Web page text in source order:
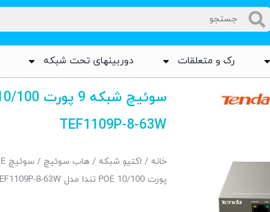
رک و متعلقات دوربینهای تحت شبکه
TEF1109P-8-63W
خانه / اکتیو شبکه /هاب سوئیچ /سوئیچ POE
پورت 10/100 POE تندا مدل TEF1109P-8-63W